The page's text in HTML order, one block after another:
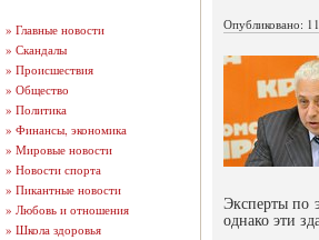
» Главные новости
» Скандалы
» Происшествия
» Общество
» Политика
» Финансы, экономика
» Мировые новости
» Новости спорта
» Пикантные новости
» Любовь и отношения
» Школа здоровья
Опубликовано:
Эксперты по
однако эти